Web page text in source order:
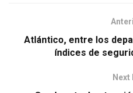
Atlántico, entre los
índices de